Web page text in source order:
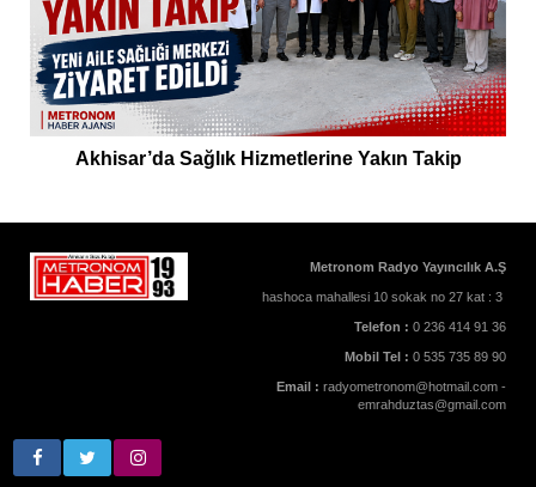
Akhisar’da Sağlık Hizmetlerine Yakın Takip
Metronom Radyo Yayıncılık A.Ş
hashoca mahallesi 10 sokak no 27 kat : 3
Telefon : 0 236 414 91 36
Mobil Tel : 0 535 735 89 90
Email : radyometronom@hotmail.com -
emrahduztas@gmail.com